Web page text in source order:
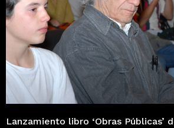
Lanzamiento libro ‘Obras Públicas’